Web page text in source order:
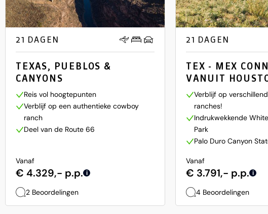
21 DAGEN
TEXAS, PUEBLOS &
CANYONS
Reis vol hoogtepunten
Verblijf op een authentieke cowboy
ranch
Deel van de Route 66
Vanaf
€ 4.329,- p.p. i
2 Beoordelingen
21 DAGEN
TEX - MEX
VANUIT
Verblijf op
ranches!
Indrukwekkende
Park
Palo Duro Canyon
Vanaf
€ 3.791,- p.p. i
4 Beoordelingen